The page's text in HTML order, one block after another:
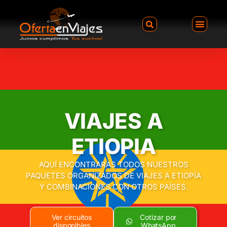
VIAJES A
ETIOPIA
AQUÍ ENCONTRARAS TODOS NUESTROS
PAQUETES ORGANIZADOS DE VIAJES A ETIOPÍA
Y COMBINACIONES CON OTROS PAÍSES.
Ver circuitos
Cotizar por